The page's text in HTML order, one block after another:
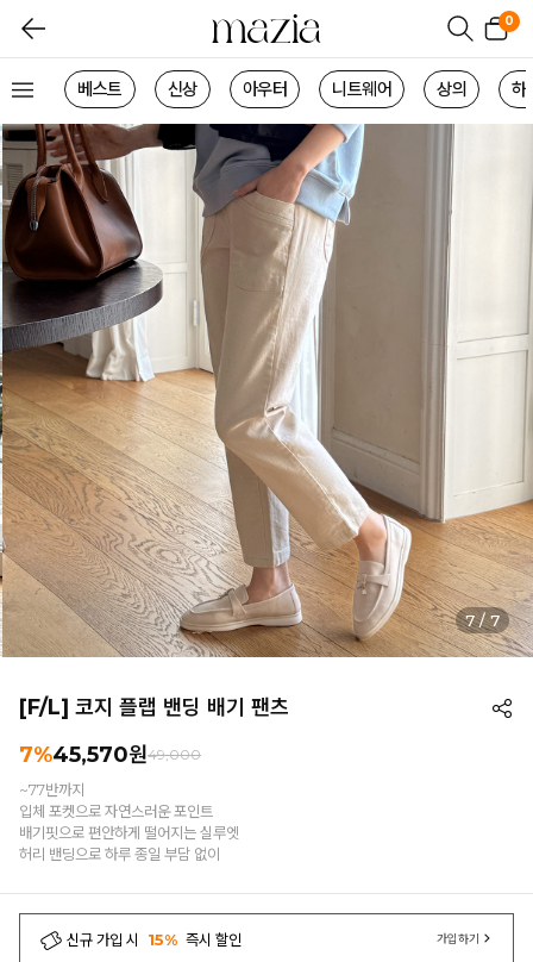
0
베스트 신상 아우터 니트웨어 상의 하
7 / 7
[F/L] 코지 플랩 밴딩 배기 팬츠
7%45,570원49,000
~77반까지
입체 포켓으로 자연스러운 포인트
배기핏으로 편안하게 떨어지는 실루엣
허리 밴딩으로 하루 종일 부담 없이
신규 가입 시 15% 즉시 할인 가입하기